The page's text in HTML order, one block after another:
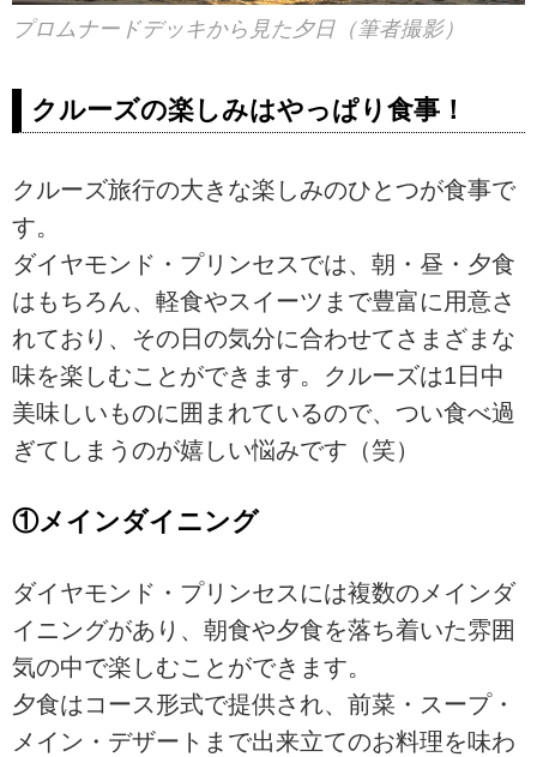
プロムナードデッキから見た夕日（筆者撮影）
クルーズの楽しみはやっぱり食事！
クルーズ旅行の大きな楽しみのひとつが食事で
す。
ダイヤモンド・プリンセスでは、朝・昼・夕食
はもちろん、軽食やスイーツまで豊富に用意さ
れており、その日の気分に合わせてさまざまな
味を楽しむことができます。クルーズは1日中
美味しいものに囲まれているので、つい食べ過
ぎてしまうのが嬉しい悩みです（笑）
①メインダイニング
ダイヤモンド・プリンセスには複数のメインダ
イニングがあり、朝食や夕食を落ち着いた雰囲
気の中で楽しむことができます。
夕食はコース形式で提供され、前菜・スープ・
メイン・デザートまで出来立てのお料理を味わ